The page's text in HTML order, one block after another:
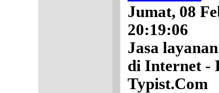
Jumat, 08
20:19:06
Jasa
di Internet -
Typist.Com